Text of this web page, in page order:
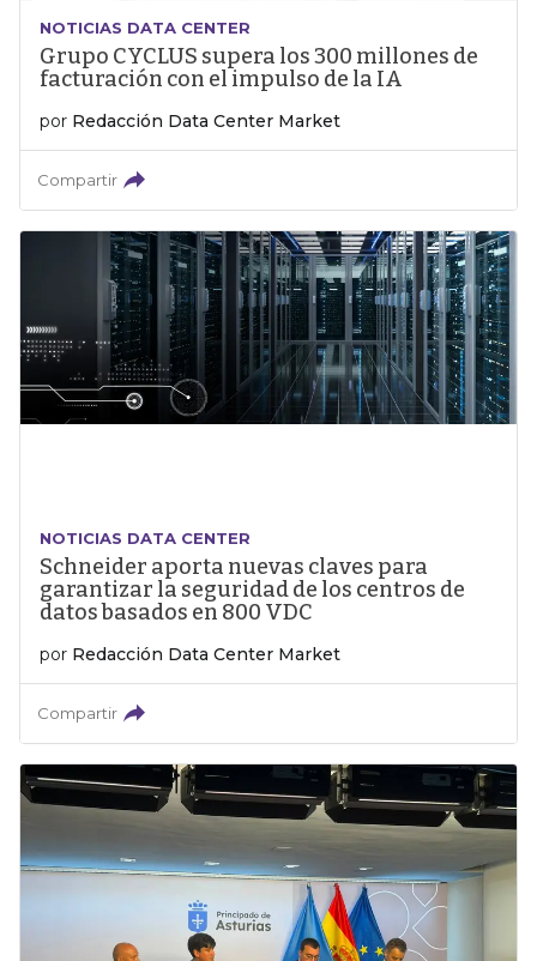
NOTICIAS DATA CENTER
Grupo CYCLUS supera los 300 millones de
facturación con el impulso de la IA
por Redacción Data Center Market
Compartir
NOTICIAS DATA CENTER
Schneider aporta nuevas claves para
garantizar la seguridad de los centros de
datos basados en 800 VDC
por Redacción Data Center Market
Compartir